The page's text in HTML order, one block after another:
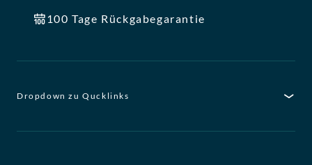
100 Tage Rückgabegarantie
Dropdown zu Qucklinks